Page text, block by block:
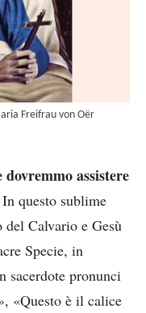
Freifrau von Oër
assistere
In questo sublime
Calvario e Gesù
Specie, in
sacerdote pronunci
«Questo è il calice